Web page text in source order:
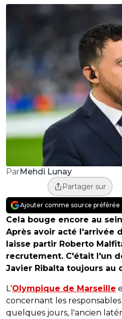
ParMehdi Lunay
Partager sur
Ajouter comme source préférée
Cela bouge encore au
Après avoir acté l'arrivée
laisse partir Roberto
recrutement. C'était l'un
Javier Ribalta toujours au
L'Olympique de Marseille
concernant les
quelques jours, l'ancien